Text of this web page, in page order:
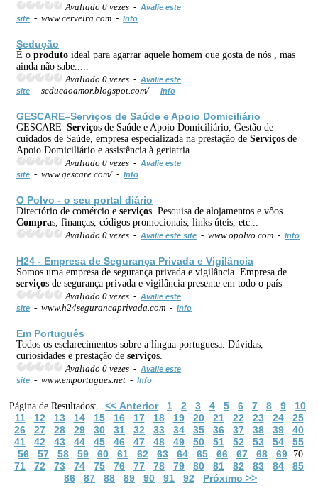
Avaliado 0 vezes - Avalie este
site - www.cerveira.com - Info
Sedução
É o produto ideal para agarrar aquele homem que gosta de nós , mas
ainda não sabe.....
Avaliado 0 vezes - Avalie este
site - seducaoamor.blogspot.com/ - Info
GESCARE–Serviços de Saúde e Apoio Domiciliário
GESCARE–Serviços de Saúde e Apoio Domiciliário, Gestão de
cuidados de Saúde, empresa especializada na prestação de Serviços de
Apoio Domiciliário e assistência à geriatria
Avaliado 0 vezes - Avalie este
site - www.gescare.com/ - Info
O Polvo - o seu portal diário
Directório de comércio e serviços. Pesquisa de alojamentos e vôos.
Compras, finanças, códigos promocionais, links úteis, etc...
Avaliado 0 vezes - Avalie este site - www.opolvo.com - Info
H24 - Empresa de Segurança Privada e Vigilância
Somos uma empresa de segurança privada e vigilância. Empresa de
serviços de segurança privada e vigilância presente em todo o país
Avaliado 0 vezes - Avalie este
site - www.h24segurancaprivada.com - Info
Em Português
Todos os esclarecimentos sobre a língua portuguesa. Dúvidas,
curiosidades e prestação de serviços.
Avaliado 0 vezes - Avalie este
site - www.emportugues.net - Info
Página de Resultados: << Anterior 1 2 3 4 5 6 7 8 9
10
11
12 13 14 15 16 17 18 19 20 21 22 23 24
25
26
27 28 29 30 31 32 33 34 35 36 37 38 39
40
41
42 43 44 45 46 47 48 49 50 51 52 53 54
55
56
57 58 59 60 61 62 63 64 65 66 67 68 69 70
71 72 73 74 75 76 77 78 79 80 81 82 83 84
85
86
87 88 89 90 91 92 Próximo >>